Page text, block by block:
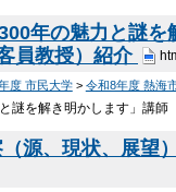
年の魅力と謎
員教授）紹介
度 市民大学> 令和8年度 熱海
謎を解き明かします」
源、現状、展望